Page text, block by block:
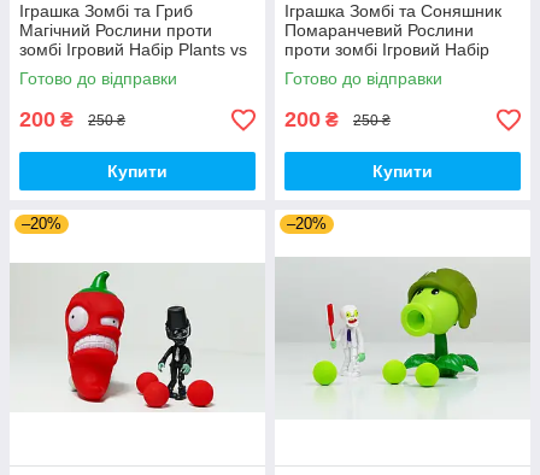
Іграшка Зомбі та Гриб
Магічний Рослини проти
зомбі Ігровий Набір Plants vs
Zombies (00179)
Готово до відправки
200 ₴ 250 ₴
Купити
Іграшка Зомбі та Соняшник
Помаранчевий Рослини
проти зомбі Ігровий Набір
Plants vs Zombies (00180)
Готово до відправки
200 ₴ 250 ₴
Купити
–20% –20%